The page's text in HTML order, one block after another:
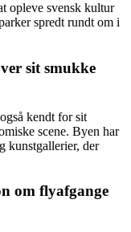
opleve svensk kultur
spredt rundt om i
sit smukke
kendt for sit
scene. Byen har
kunstgallerier, der
om flyafgange